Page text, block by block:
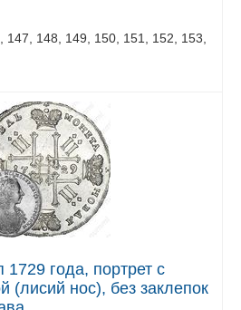
147, 148, 149, 150, 151, 152, 153,
1729 года, портрет с
(лисий нос), без заклепок